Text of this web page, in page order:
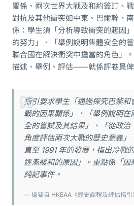
關係、兩次世界大戰及和約簽訂、
對抗及其他衝突如中東、巴爾幹、
係：學生須「分析導致衝突的起因
的努力」、「舉例說明集體安全的
聯合國在解決衝突中擔當的角色」
描述、舉例、評估——就係評卷員俾
指引要求學生「通過探究巴黎和
戰的因果關係」、「舉例說明在
全的嘗試及其結果」、「從政治
角度評估兩次大戰的歷史意義」
直至 1991 年的發展，指出冷戰
逐漸緩和的原因」。重點係「
純記事件。
— 撮要自 HKEAA《歷史課程及評估指引